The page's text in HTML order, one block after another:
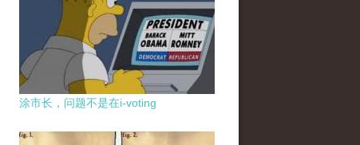
涂市长，问题不是在i-voting